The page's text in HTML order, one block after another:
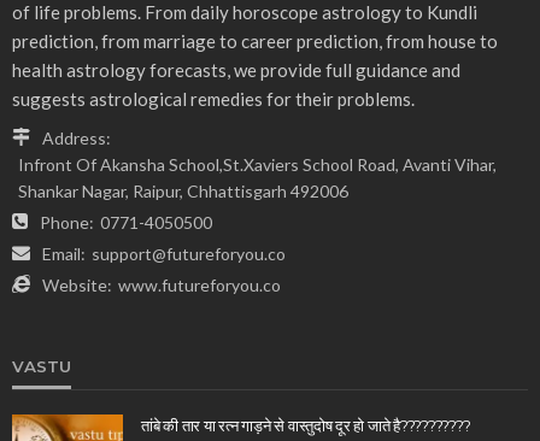
of life problems. From daily horoscope astrology to Kundli
prediction, from marriage to career prediction, from house to
health astrology forecasts, we provide full guidance and
suggests astrological remedies for their problems.
Address:
Infront Of Akansha School,St.Xaviers School Road, Avanti Vihar,
Shankar Nagar, Raipur, Chhattisgarh 492006
Phone: 0771-4050500
Email: support@futureforyou.co
Website: www.futureforyou.co
VASTU
तांबे की तार या रत्न गाड़ने से वास्तुदोष दूर हो जाते है??????????